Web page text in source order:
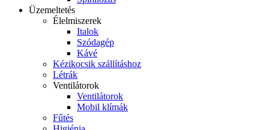
Üzemeltetés
Élelmiszerek
Italok
Szódagép
Kávé
Kézikocsik szállításhoz
Létrák
Ventilátorok
Ventilátorok
Mobil klímák
Fűtés